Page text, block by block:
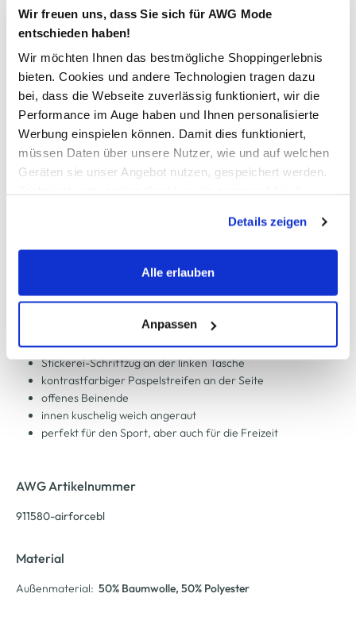
Wir freuen uns, dass Sie sich für AWG Mode
entschieden haben!
Wir möchten Ihnen das bestmögliche Shoppingerlebnis
bieten. Cookies und andere Technologien tragen dazu
bei, dass die Webseite zuverlässig funktioniert, wir die
Performance im Auge haben und Ihnen personalisierte
Werbung einspielen können. Damit dies funktioniert,
müssen Daten über unsere Nutzer, wie und auf welchen
Geräten sie unser Angebot nutzen, gespeichert werden.
werden, werden bei der Nutzung der Webseite auf jeden
Fall gesetzt. Cookies von Drittanbietern für Analyse- oder
Trackingzwecke werden nur dann aktiviert, wenn Sie das
erlauben" bzw. "Alle erlauben" klicken. Mehr dazu
(einschließlich der Möglichkeit, die Einwilligungserklärung
zu ändern oder zu widerrufen) erfahren Sie in unserem
Cookie-Hinweisbzw. derDatenschutzerklärung.
Details zeigen
Alle erlauben
Anpassen
In den Warenkorb
Schneller DHL Versand: in 1–3 Werktagen
Kostenfreie Rücksendung innerhalb 14 Tage
Kostenlose Filiallieferung in Ihre Wunschfiliale
Herren Jogginghose mit geradem Bein und Paspel
mit breitem Gummizug und integrierter Kordel
seitliche Eingriffstaschen
Stickerei-Schriftzug an der linken Tasche
kontrastfarbiger Paspelstreifen an der Seite
offenes Beinende
innen kuschelig weich angeraut
perfekt für den Sport, aber auch für die Freizeit
AWG Artikelnummer
911580-airforcebl
Material
Außenmaterial: 50% Baumwolle, 50% Polyester